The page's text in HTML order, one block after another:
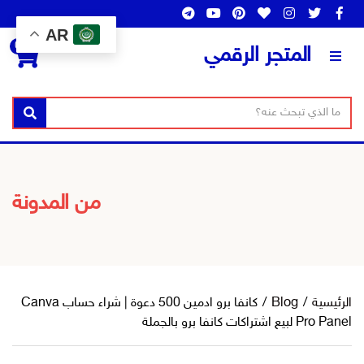
المتجر الرقمي
س
ف
ص
ا
بحث
0
من المدونة
الرئيسية /
Blog
/
كانفا برو ادمين 500 دعوة | شراء حساب Canva
Pro Panel لبيع اشتراكات كانفا برو بالجملة
AR